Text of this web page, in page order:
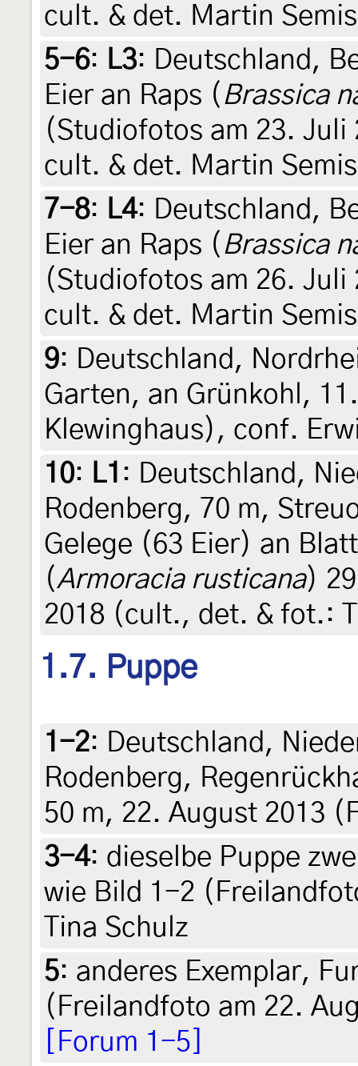
cult. & det. Martin
5-6: L3: Deutschland,
Eier an Raps ( Brassica
(Studiofotos am 23.
cult. & det. Martin
7-8: L4: Deutschland,
Eier an Raps ( Brassica
(Studiofotos am 26.
cult. & det. Martin
9: Deutschland,
Garten, an Grünkohl,
Klewinghaus), conf.
10: L1 : Deutschland,
Rodenberg, 70 m,
Gelege (63 Eier) an
(Armoracia rusticana)
2018 (cult., det. & fot.:
1.7. Puppe
1-2: Deutschland,
Rodenberg,
50 m, 22. August 2013
3-4: dieselbe Puppe
wie Bild 1-2
Tina Schulz
5: anderes Exemplar,
(Freilandfoto am 22.
[Forum 1-5]